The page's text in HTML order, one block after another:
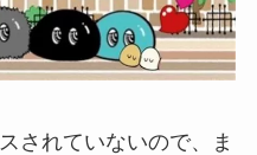
されていないので、ま